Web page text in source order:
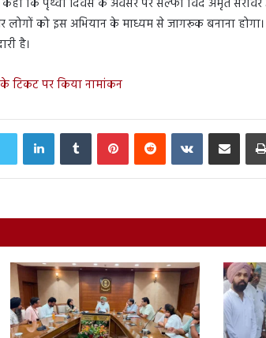
कहा कि पृथ्वी दिवस के अवसर पर सेल्फी विद अमृत
को इस अभियान के माध्यम से जागरूक बनाना
है।
टिकट पर किया नामांकन
LinkedInTumblr PinterestReddit VKontakteShare via Email